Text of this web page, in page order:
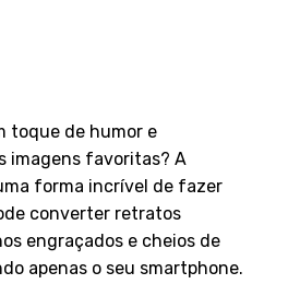
toque de humor e
imagens favoritas? A
forma incrível de fazer
converter retratos
engraçados e cheios de
apenas o seu smartphone.